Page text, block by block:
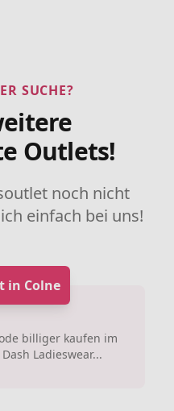
SUCHE?
Outlets!
noch nicht
einfach bei uns!
in Colne
billiger kaufen im
Ladieswear...